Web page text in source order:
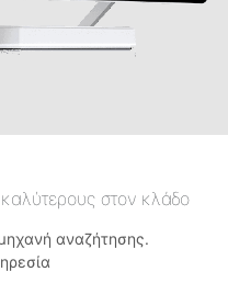
στον κλάδο
αναζήτησης.